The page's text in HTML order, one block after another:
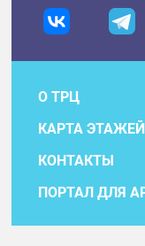
О ТРЦ
КАРТА ЭТАЖЕЙ
КОНТАКТЫ
ПОРТАЛ ДЛЯ